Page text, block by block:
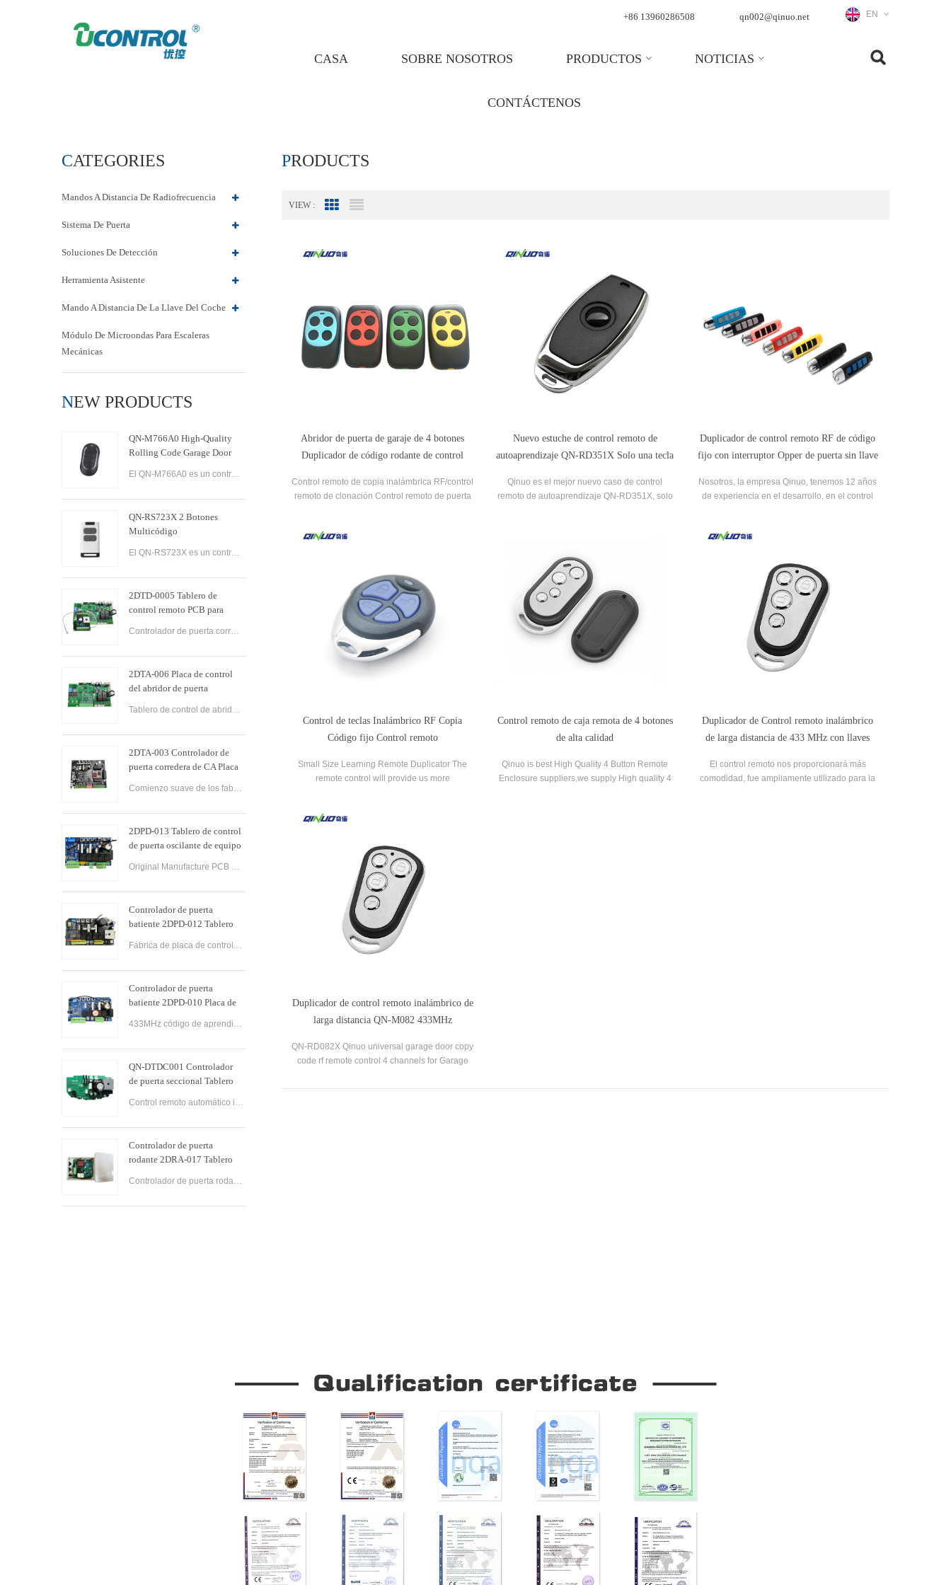
+86 13960286508 qn002@qinuo.net EN
CASA SOBRE NOSOTROS PRODUCTOS NOTICIAS
CONTÁCTENOS
CATEGORIES
Mandos A Distancia De Radiofrecuencia
Sistema De Puerta
Soluciones De Detección
Herramienta Asistente
Mando A Distancia De La Llave Del Coche
Módulo De Microondas Para Escaleras
Mecánicas
NEW PRODUCTS
QN-M766A0 High-Quality
Rolling Code Garage Door
El QN-M766A0 es un control remoto de puerta de garaje de código variable de alta calidad diseñado para que sea fácil de usar y conveniente. Cuenta con tecnología avanzada que garantiza la máxima seguridad y confiabilidad, con un sistema de encriptación de
QN-RS723X 2 Botones
Multicódigo
El QN-RS723X es un control remoto de dos botones diseñado para usarse con puertas y portones de garaje automáticos. Ofrece una variedad de características que lo convierten en una opción versátil y confiable para controlar múltiples dispositivos.
2DTD-0005 Tablero de
control remoto PCB para
revestimiento automático
Controlador de puerta corredera eléctrica de alta calidad AC200-260V 50/60Hz Motor de puerta corredera controlador de puerta corredera.
2DTA-006 Placa de control
del abridor de puerta
Tablero de control de abridor de puerta corrediza de parada lenta multifunción Tablero de control de abridor de puerta corrediza Tablero de control PCB de puerta para operadores de puerta corrediza.
2DTA-003 Controlador de
puerta corredera de CA Placa
Comienzo suave de los fabricantes de China
2DPD-013 Tablero de control
de puerta oscilante de equipo
Original Manufacture PCB Control Board Smart Home Automation System AC24V Swing Gate Control Board for Automatic Swing Gate Opener
Controlador de puerta
batiente 2DPD-012 Tablero
puerta batiente del panel de
Fábrica de placa de control PCBA de controlador de puerta oscilante industrial profesional y servicio de OEM PCBA de placa de control industrial.
Controlador de puerta
batiente 2DPD-010 Placa de
placas de circuito pcb de 220
433MHz código de aprendizaje puerta abatible receptor inalámbrico controlador sistema de puerta automático abridor de puerta abatible tablero de Control
QN-DTDC001 Controlador
de puerta seccional Tablero
Control remoto automático inteligente para garaje, abridor de persiana enrollable, tablero de Control eléctrico de doble brazo, puerta abatible, controlador automático de abridor de puerta seccional.
Controlador de puerta
rodante 2DRA-017 Tablero
de motor de CA de puerta
Controlador de puerta rodante Tablero de control de PCB de precio competitivo personalizado para abridor de motor de puerta de garaje rodante.
PRODUCTS
VIEW : Grid View
Abridor de puerta de garaje de 4 botones
Duplicador de código rodante de control
Control remoto de copia inalámbrica RF/control
remoto de clonación Control remoto de puerta
Nuevo estuche de control remoto de
autoaprendizaje QN-RD351X Solo una tecla
Qinuo es el mejor nuevo caso de control
remoto de autoaprendizaje QN-RD351X, solo
Duplicador de control remoto RF de código
fijo con interruptor Opper de puerta sin llave
Nosotros, la empresa Qinuo, tenemos 12 años
de experiencia en el desarrollo, en el control
Control de teclas Inalámbrico RF Copia
Código fijo Control remoto
Small Size Learning Remote Duplicator The
remote control will provide us more
engineers, the function is variant, it can be
Control remoto de caja remota de 4 botones
de alta calidad
Qinuo is best High Quality 4 Button Remote
Enclosure suppliers,we supply High quality 4
Duplicador de Control remoto inalámbrico
de larga distancia de 433 MHz con llaves
El control remoto nos proporcionará más
comodidad, fue ampliamente utilizado para la
Duplicador de control remoto inalámbrico de
larga distancia QN-M082 433MHz
QN-RD082X Qinuo universal garage door copy
code rf remote control 4 channels for Garage